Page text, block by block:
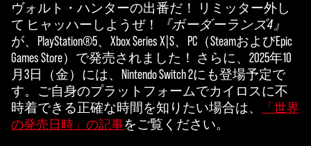
A
c
c
e
p
ヴォルト・ハンターの出番だ！ リミッター外し
て ヒャッハーしようぜ！
『ボーダーランズ4』
が、PlayStation®5、Xbox Series X|S、PC（SteamおよびEpic
Games Store）で発売されました！ さらに、2025年10
月3日（金）には、Nintendo Switch 2にも登場予定で
す。ご自身のプラットフォームでカイロスに不
時着できる正確な時間を知りたい場合は、
「世界
の発売日時」の記事をご覧ください。